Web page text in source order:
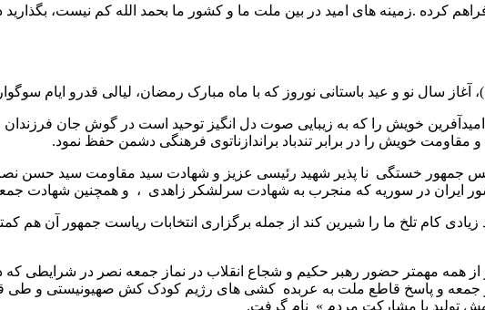
کرده .زمینه های امید در بین ملت ما و کشور ما بحمد الله کم نیست، بگذارید
سال نو و عید باستانی نوروز که با ماه مبارک رمضان، لیالی قدرو ایام
خویش را که به زیبایی صوت دل انگیز توحید است در گوش جان فرزندان
مقاومت خویش را در برابر تندباد براندازناتوی فرهنگی دشمن حفظ نمود.
جمهور خستگی نا پذیر شهید رئیسی عزیز و شهادت سید مقاومت سید حسن
ایران در سوریه که منجرب به شهادت سرلشکر زاهدی ، و همچنین شهادت
با انجام عملیات غرور آفرین وعده صادق ۱و ۲ و از همه مهمتر حضور رهبر حکیم و شجاع انقلاب در
جمعه و پاسخ قاطع ملت به عربده کشی های رژیم کودک کش صهیونیستی و طی
تولید با مشارکت مردم » نام گرفت.